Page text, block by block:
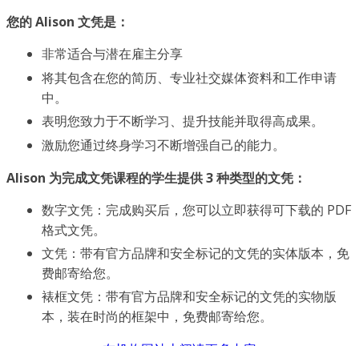
您的 Alison 文凭是：
非常适合与潜在雇主分享
将其包含在您的简历、专业社交媒体资料和工作申请
中。
表明您致力于不断学习、提升技能并取得高成果。
激励您通过终身学习不断增强自己的能力。
Alison 为完成文凭课程的学生提供 3 种类型的文凭：
数字文凭：完成购买后，您可以立即获得可下载的 PDF
格式文凭。
文凭：带有官方品牌和安全标记的文凭的实体版本，免
费邮寄给您。
裱框文凭：带有官方品牌和安全标记的文凭的实物版
本，装在时尚的框架中，免费邮寄给您。